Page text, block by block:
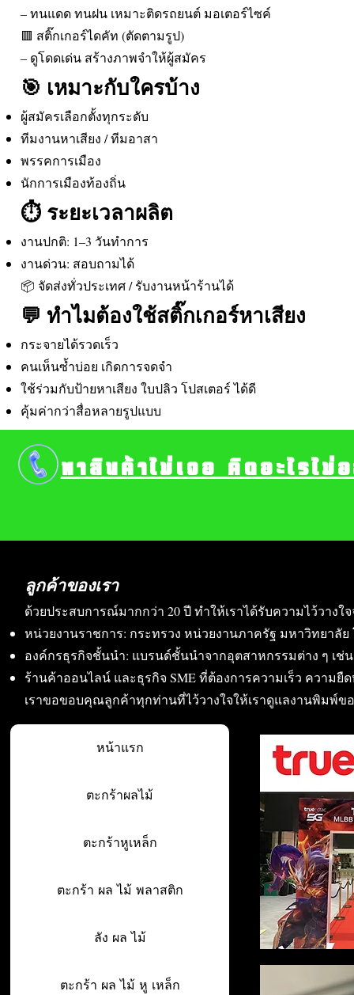
– ทนแดด ทนฝน เหมาะติดรถยนต์ มอเตอร์ไซค์
🟥 สติ๊กเกอร์ไดคัท (ตัดตามรูป)
– ดูโดดเด่น สร้างภาพจำให้ผู้สมัคร
🎯 เหมาะกับใครบ้าง
ผู้สมัครเลือกตั้งทุกระดับ
ทีมงานหาเสียง / ทีมอาสา
พรรคการเมือง
นักการเมืองท้องถิ่น
⏱️ ระยะเวลาผลิต
งานปกติ: 1–3 วันทำการ
งานด่วน: สอบถามได้
📦 จัดส่งทั่วประเทศ / รับงานหน้าร้านได้
💬 ทำไมต้องใช้สติ๊กเกอร์หาเสียง
กระจายได้รวดเร็ว
คนเห็นซ้ำบ่อย เกิดการจดจำ
ใช้ร่วมกับป้ายหาเสียง ใบปลิว โปสเตอร์ ได้ดี
คุ้มค่ากว่าสื่อหลายรูปแบบ
ลูกค้าของเรา
ด้วยประสบการณ์มากกว่า 20 ปี ทำให้เราได้รับความไว้วา
หน่วยงานราชการ: กระทรวง หน่วยงานภาครัฐ มหาวิทยาลัย
องค์กรธุรกิจชั้นนำ: แบรนด์ชั้นนำจากอุตสาหกรรมต่าง ๆ เช่
ร้านค้าออนไลน์ และธุรกิจ SME ที่ต้องการความเร็ว ความยื
เราขอขอบคุณลูกค้าทุกท่านที่ไว้วางใจให้เราดูแลงานพิมพ์ข
หน้าแรก
ตะกร้าผลไม้
ตะกร้าหูเหล็ก
ตะกร้า ผล ไม้ พลาสติก
ลัง ผล ไม้
ตะกร้า ผล ไม้ หู เหล็ก
หาสินค้าไม่เจอ คิดอะไรไ